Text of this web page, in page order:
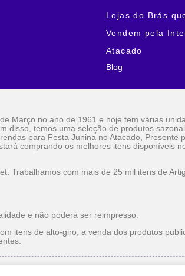
Lojas do Brás
Vendem pela
Atacado
Blog
Março no ano de 1961 e hoje tem várias
disso, temos uma seleção de produtos
para Festa Junina no Atacado, Presente
comprando os melhores itens disponíveis
Trabalhamos com mais de 25 mil itens de
e não poderá ser reimpresso.
itens de alto-giro, a venda dos produtos